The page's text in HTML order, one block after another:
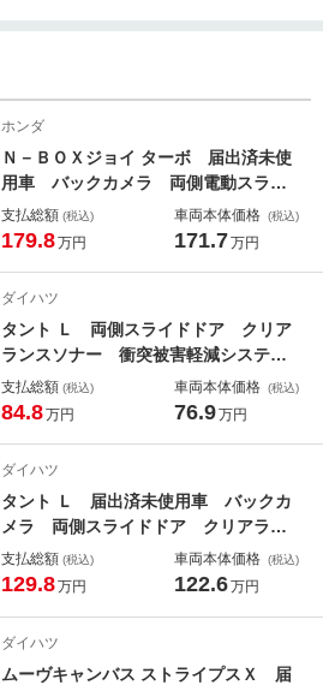
ホンダ
Ｎ－ＢＯＸジョイ ターボ 届出済未使
用車 バックカメラ 両側電動スライ
ドドア クリアランスソナー オート
クルーズコントロール レーンアシス
キー
支払総額 (税込)
179.8万円
車両本体価格 (税込)
171.7万円
ダイハツ
タント Ｌ 両側スライドドア クリア
ランスソナー 衝突被害軽減システ
ム ＬＥＤヘッドランプ キーレスエ
ントリー アイドリングストップ 電
全ボディ
支払総額 (税込)
84.8万円
車両本体価格 (税込)
76.9万円
ダイハツ
タント Ｌ 届出済未使用車 バックカ
メラ 両側スライドドア クリアラン
スソナー 衝突被害軽減システム オ
ートライト ＬＥＤヘッドランプ ス
ステム
支払総額 (税込)
129.8万円
車両本体価格 (税込)
122.6万円
ダイハツ
ムーヴキャンバス ストライプスＸ 届